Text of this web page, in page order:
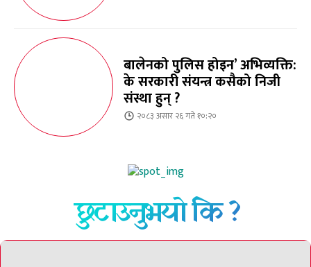
बालेनको पुलिस होइन’ अभिव्यक्ति:
के सरकारी संयन्त्र कसैको निजी
संस्था हुन् ?
२०८३ असार २६ गते १०:२०
छुटाउनुभयो कि ?